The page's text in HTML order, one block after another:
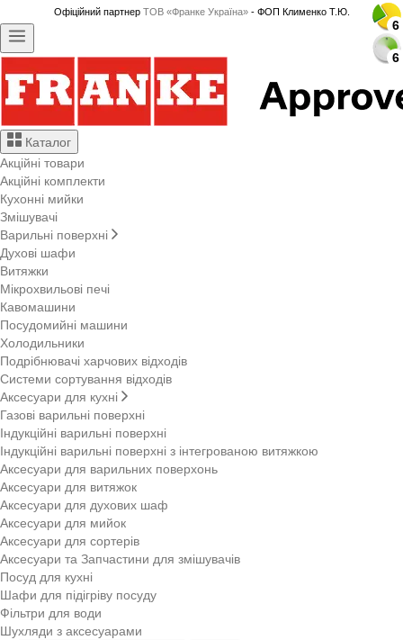
Офіційний партнер ТОВ «Франке Україна»- ФОП Клименко Т.Ю.
Каталог
Акційні товари
Акційні комплекти
Кухонні мийки
Змішувачі
Варильні поверхні
Духові шафи
Витяжки
Мікрохвильові печі
Кавомашини
Посудомийні машини
Холодильники
Подрібнювачі харчових відходів
Системи сортування відходів
Аксесуари для кухні
Газові варильні поверхні
Індукційні варильні поверхні
Індукційні варильні поверхні з інтегрованою витяжкою
Аксесуари для варильних поверхонь
Аксесуари для витяжок
Аксесуари для духових шаф
Аксесуари для мийок
Аксесуари для сортерів
Аксесуари та Запчастини для змішувачів
Посуд для кухні
Шафи для підігріву посуду
Фільтри для води
Шухляди з аксесуарами
6
6
6
6
6
6
6
6
6
6
6
6
6
6
6
6
6
6
6
6
6
6
6
6